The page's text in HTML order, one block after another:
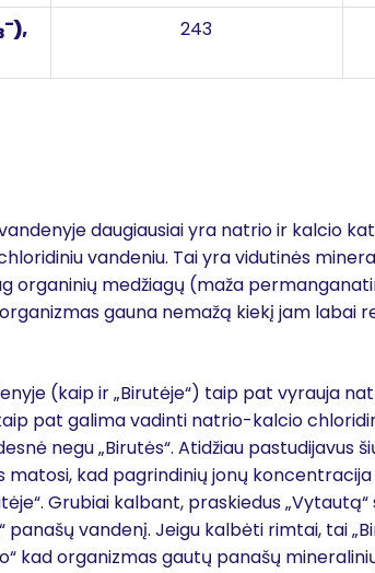
–),
243
daugiausiai yra natrio ir kalcio
vandeniu. Tai yra vidutinės
organinių medžiagų (maža
gauna nemažą kiekį jam labai
(kaip ir „Birutėje“) taip pat vyrauja
pat galima vadinti natrio-kalcio
negu „Birutės“. Atidžiau pastudijavus
kad pagrindinių jonų koncentracija
Grubiai kalbant, praskiedus
panašų vandenį. Jeigu kalbėti rimtai, tai
kad organizmas gautų panašų